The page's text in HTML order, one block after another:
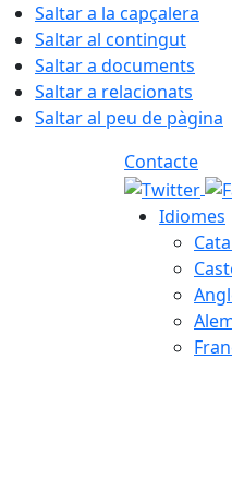
Saltar a la capçalera
Saltar al contingut
Saltar a documents
Saltar a relacionats
Saltar al peu de pàgina
Contacte
Idiomes